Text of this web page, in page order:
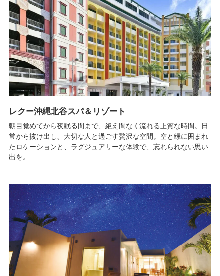
レクー沖縄北谷スパ＆リゾート
朝目覚めてから夜眠る間まで、絶え間なく流れる上質な時間。日
常から抜け出し、大切な人と過ごす贅沢な空間。空と緑に囲まれ
たロケーションと、ラグジュアリーな体験で、忘れられない思い
出を。